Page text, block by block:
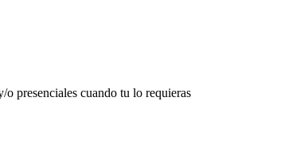
presenciales cuando tu lo requieras